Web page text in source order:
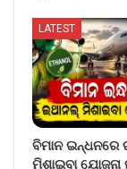
LATEST
ବିମାନ ଇନ୍ଧନରେ
ମିଶାଇବା ଯୋଜନା